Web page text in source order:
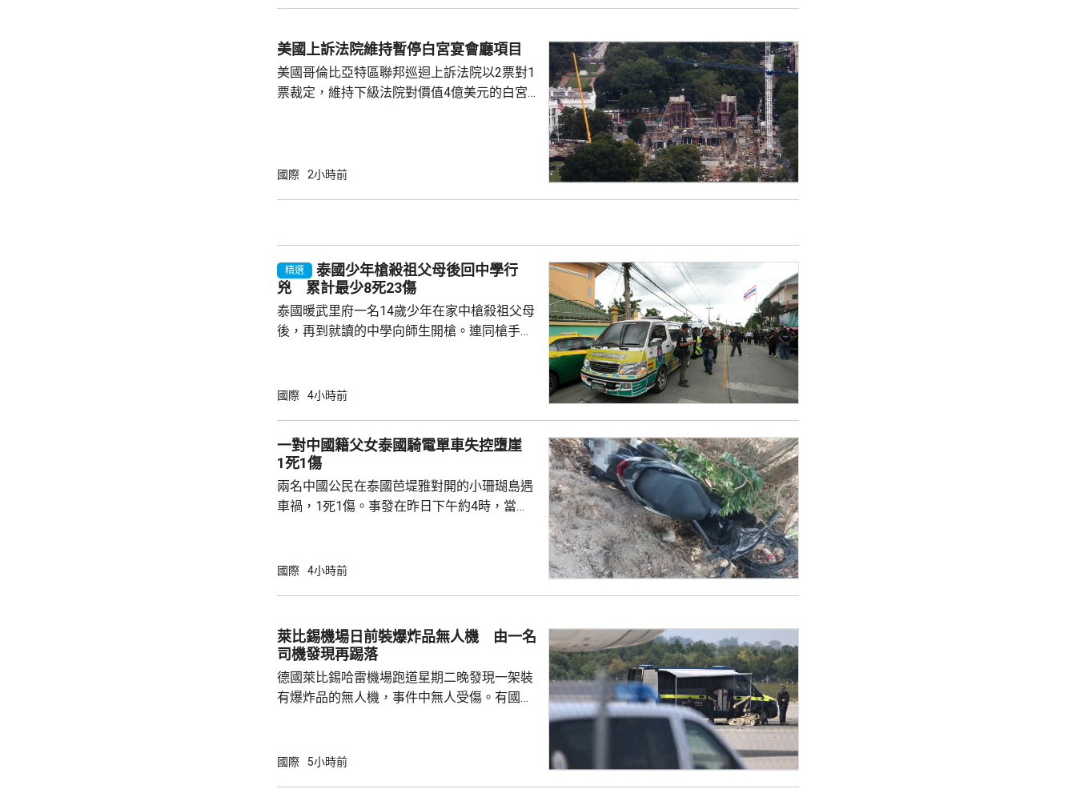
美國現有對俄制裁措施的運油輪。 格雷厄姆與
烏克蘭總統澤連斯基關係密切，上月去世前曾
訪問烏克蘭。澤連基斯其後到華...
美國上訴法院維持暫停白宮宴會廳項目
美國哥倫比亞特區聯邦巡迴上訴法院以2票對1
票裁定，維持下級法院對價值4億美元的白宮
法律賦予總統特朗普在未經國會批准下，興建
國際 2小時前
精選
泰國少年槍殺祖父母後回中學行
兇 累計最少8死23傷
泰國暖武里府一名14歲少年在家中槍殺祖父母
後，再到就讀的中學向師生開槍。連同槍手在
當地警方指，槍手早上先在家中，用祖父的9
槍手曾在課室外的走廊行過，亦有人拍到他為
手槍換子彈。校方事後疏散學生，警方圍封校
園，共檢獲34發子彈和2個備...
國際 4小時前
一對中國籍父女泰國騎電單車失控墮崖
1死1傷
兩名中國公民在泰國芭堤雅對開的小珊瑚島遇
車禍，1死1傷。事發在昨日下午約4時，當地
歲父親當場死亡，年約30歲的女兒受傷送院救
後，已聯繫辦案警局及醫院，要求積極救治傷
者，妥善保存死者遺體。使館已聯繫死者在國
國際 4小時前
萊比錫機場日前裝爆炸品無人機 由一名
司機發現再踢落
德國萊比錫哈雷機場跑道星期二晚發現一架裝
有爆炸品的無人機，事件中無人受傷。有國會
容司機行為大膽及勇敢，亦非常危險，但就因
國際 5小時前